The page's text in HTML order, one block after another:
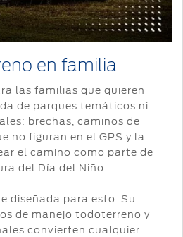
en familia
las familias que quieren
de parques temáticos ni
brechas, caminos de
no figuran en el GPS y la
el camino como parte de
del Día del Niño.
diseñada para esto. Su
de manejo todoterreno y
convierten cualquier